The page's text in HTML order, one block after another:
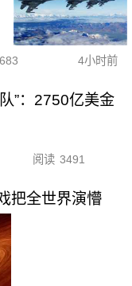
4小时前
”：2750亿美金
阅读 3491
把全世界演懵